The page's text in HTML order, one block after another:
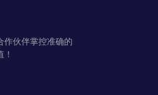
作伙伴掌控准确的